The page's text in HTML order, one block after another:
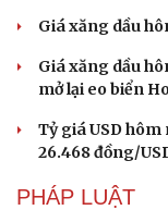
Văn hóa
Văn học
Giá xăng dầu
Giá xăng dầu
mở lại eo biển
Tỷ giá USD hôm
26.468 đồng/
PHÁP LUẬT